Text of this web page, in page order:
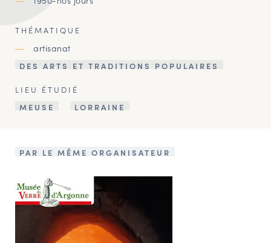
THÉMATIQUE
artisanat
DES ARTS ET TRADITIONS POPULAIRES
LIEU ÉTUDIÉ
MEUSE
LORRAINE
PAR LE MÊME ORGANISATEUR